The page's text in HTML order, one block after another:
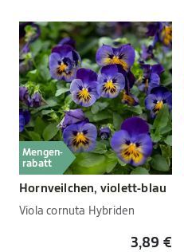
Mengen-
rabatt
Hornveilchen, violett-blau
Viola cornuta Hybriden
3,89 €